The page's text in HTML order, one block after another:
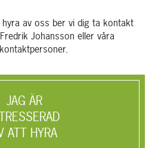
av oss ber vi dig ta kontakt
Johansson eller våra
JAG ÄR
ATT HYRA